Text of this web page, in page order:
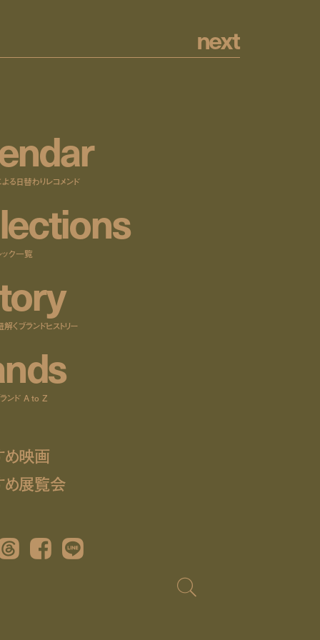
next
ndar
る日替わりレコメンド
ections
ック一覧
ory
くブランドヒストリー
nds
ランド A to Z
映画
展覧会
Facebook LINE